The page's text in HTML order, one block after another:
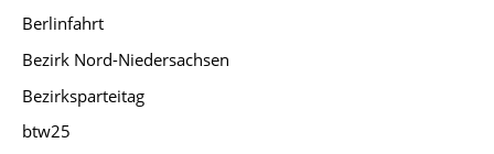
Berlinfahrt
Bezirk Nord-Niedersachsen
Bezirksparteitag
btw25